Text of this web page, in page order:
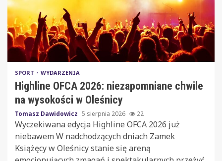
SPORT WYDARZENIA
Highline OFCA 2026: niezapomniane chwile
na wysokości w Oleśnicy
Tomasz Dawidowicz 5 sierpnia 2026 22
Wyczekiwana edycja Highline OFCA 2026 już
niebawem W nadchodzących dniach Zamek
Książęcy w Oleśnicy stanie się areną